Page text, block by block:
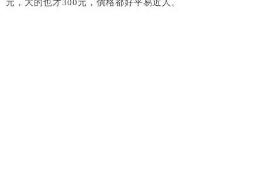
元，大的也才300元，價格都好平易近人。